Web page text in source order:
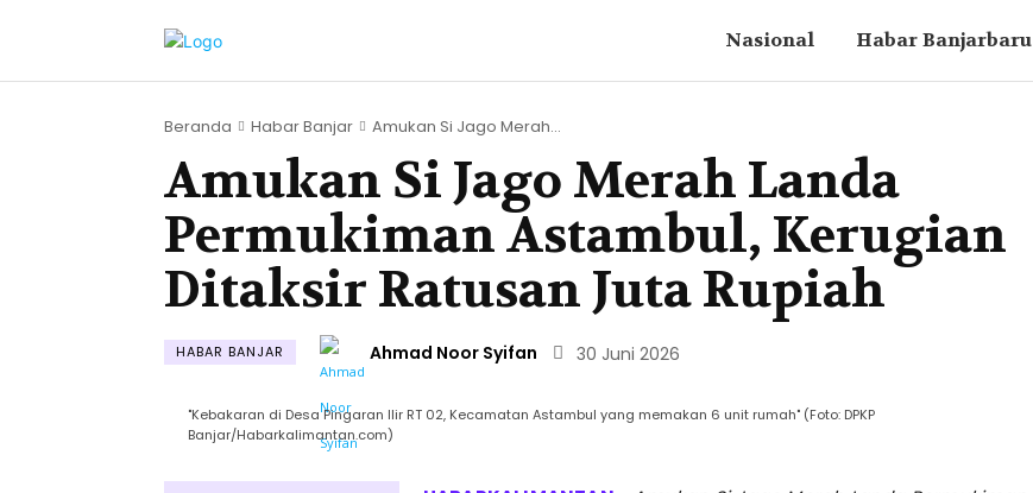
Nasional Habar Banjarbaru
Beranda Habar Banjar Amukan Si Jago Merah...
Amukan Si Jago Merah Landa
Permukiman Astambul, Kerugian
Ditaksir Ratusan Juta Rupiah
HABAR BANJAR Ahmad Noor Syifan 30 Juni 2026
"Kebakaran di Desa Pingaran Ilir RT 02, Kecamatan Astambul yang memakan 6 unit rumah" (Foto: DPKP
Banjar/Habarkalimantan.com)